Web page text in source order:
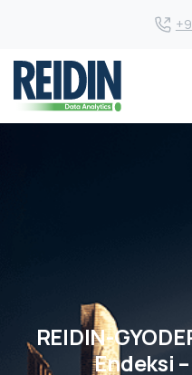
REIDIN-
Endeksi